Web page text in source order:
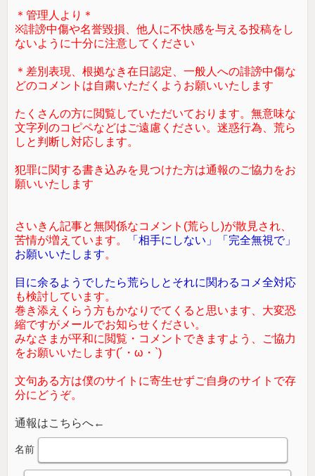
＊管理人より＊
※誹謗中傷や名誉毀損、他人に不快感を与える投稿をし
ないように十分に注意してください
＊差別表現、根拠なき在日認定、一般人への誹謗中傷な
どのコメントは自粛いただくようお願いいたします
たくさんの方に閲覧していただいております。無意味な
文字列のコピペなどはご遠慮ください。迷惑行為、荒ら
しと判断し対応します。
犯罪に関する書き込みを見つけた方は通報のご協力をお
願いいたします
さいきん記事と無関係なコメント(荒らし)が散見され、
苦情が増えています。
「相手にしない」「完全無視で」
お願いいたします。
目に余るようでしたら荒らしとそれに関わるコメ全対応
も検討しています。
巻き添えくらう方もかなりでてくると思います、大変恐
縮ですがメールでお知らせください。
みなさまが平和に閲覧・コメントできますよう、ご協力
をお願いいたします(´・ω・`)
文句ある方は僕のサイトに寄生せずご自身のサイトで存
分にどうぞ。
通報はこちらへ←
名前